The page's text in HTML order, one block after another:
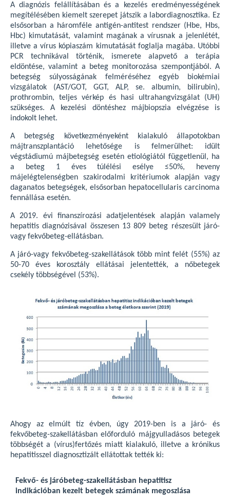
A diagnózis felállításában és a kezelés eredményességének
megítélésében kiemelt szerepet játszik a labordiagnosztika. Ez
elsősorban a háromféle antigén-antitest rendszer (Hbe, Hbs,
Hbc) kimutatását, valamint magának a vírusnak a jelenlétét,
illetve a vírus kópiaszám kimutatását foglalja magába. Utóbbi
PCR technikával történik, ismerete alapvető a terápia
eldöntése, valamint a beteg monitorozása szempontjából. A
betegség súlyosságának felméréséhez egyéb biokémiai
vizsgálatok (AST/GOT, GGT, ALP, se. albumin, bilirubin),
prothrombin, teljes vérkép és hasi ultrahangvizsgálat (UH)
szükséges. A kezelési döntéshez májbiopszia elvégzése is
indokolt lehet.
A betegség következményeként kialakuló állapotokban
májtranszplantáció lehetősége is felmerülhet: idült
végstádiumú májbetegség esetén etiológiától függetlenül, ha
a beteg 1 éves túlélési esélye ≤50%, heveny
májelégtelenségben szakirodalmi kritériumok alapján vagy
daganatos betegségek, elsősorban hepatocellularis carcinoma
fennállása esetén.
A 2019. évi finanszírozási adatjelentések alapján valamely
hepatitis diagnózisával összesen 13 809 beteg részesült járó-
vagy fekvőbeteg-ellátásban.
A járó-vagy fekvőbeteg-szakellátások több mint felét (55%) az
50-70 éves korosztály ellátásai jelentették, a nőbetegek
csekély többségével (53%).
Ahogy az elmúlt tíz évben, úgy 2019-ben is a járó- és
fekvőbeteg-szakellátásban előforduló májgyulladásos betegek
többségét a (vírus)fertőzés miatt kialakuló, illetve a krónikus
hepatitisszel diagnosztizált ellátottak tették ki:
Fekvő- és járóbeteg-szakellátásban hepatitisz
indikációban kezelt betegek számának megoszlása